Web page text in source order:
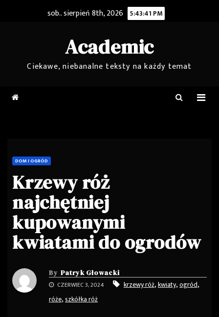
sob.. sierpień 8th, 2026 5:43:42 PM
Academic
Ciekawe, niebanalne teksty na każdy temat
DOM I OGRÓD
Krzewy róż
najchętniej
kupowanymi
kwiatami do ogrodów
By Patryk Głowacki
CZERWIEC 3, 2024
krzewy róż,kwiaty,ogród,
róże,szkółka róż